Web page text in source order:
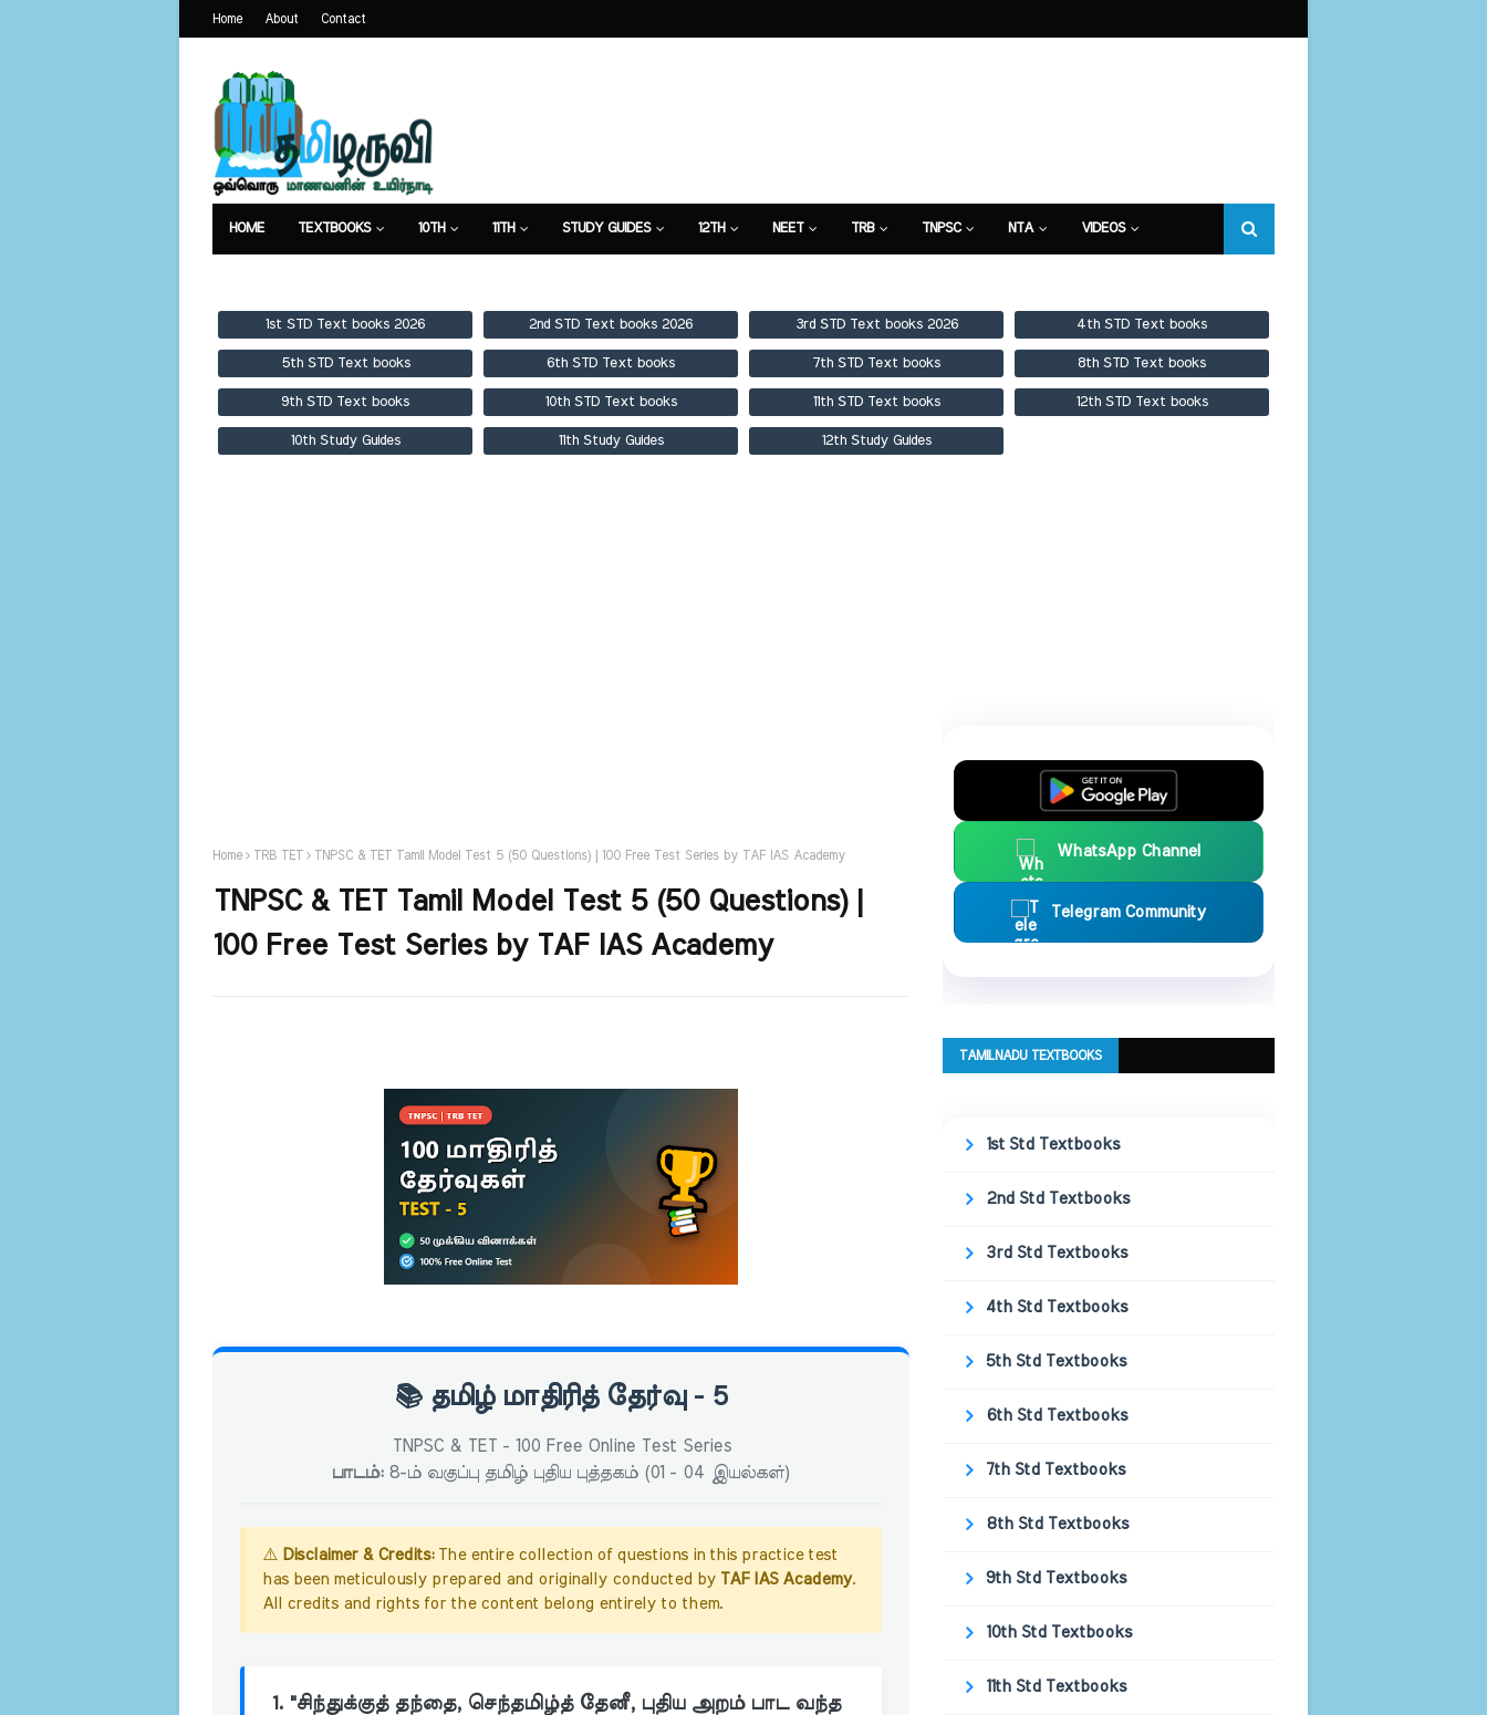
Home About Contact
HOME TEXTBOOKS 10TH 11TH STUDY GUIDES 12TH NEET TRB TNPSC NTA VIDEOS
1st STD Text books 2026 2nd STD Text books 2026 3rd STD Text books 2026 4th STD Text books
5th STD Text books 6th STD Text books 7th STD Text books 8th STD Text books
9th STD Text books 10th STD Text books 11th STD Text books 12th STD Text books
10th Study Guides 11th Study Guides 12th Study Guides
Home TRB TET TNPSC & TET Tamil Model Test 5 (50 Questions) | 100 Free Test Series by TAF IAS Academy
TNPSC & TET Tamil Model Test 5 (50 Questions) |
100 Free Test Series by TAF IAS Academy
📚 தமிழ் மாதிரித் தேர்வு - 5
TNPSC & TET - 100 Free Online Test Series
பாடம்:8-ம் வகுப்பு தமிழ் புதிய புத்தகம் (01 - 04 இயல்கள்)
⚠️ Disclaimer & Credits:The entire collection of questions in this practice test
has been meticulously prepared and originally conducted by TAF IAS Academy.
All credits and rights for the content belong entirely to them.
1. "சிந்துக்குத் தந்தை, செந்தமிழ்த் தேனீ, புதிய அறம் பாட வந்த
WhatsApp Channel
Telegram Community
TAMILNADU TEXTBOOKS
1st Std Textbooks
2nd Std Textbooks
3rd Std Textbooks
4th Std Textbooks
5th Std Textbooks
6th Std Textbooks
7th Std Textbooks
8th Std Textbooks
9th Std Textbooks
10th Std Textbooks
11th Std Textbooks